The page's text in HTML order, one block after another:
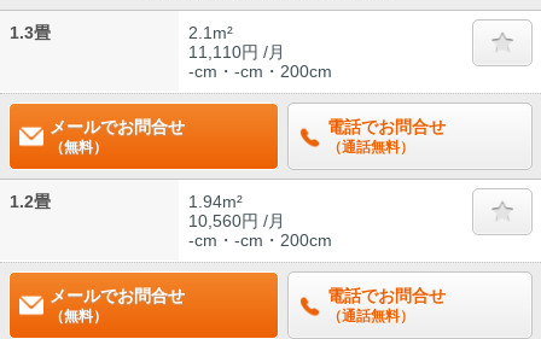
1.3畳
2.1m²
11,110円 /月
-cm・-cm・200cm
メールでお問合せ
（無料）
電話でお問合せ
（通話無料）
1.2畳
1.94m²
10,560円 /月
-cm・-cm・200cm
メールでお問合せ
（無料）
電話でお問合せ
（通話無料）